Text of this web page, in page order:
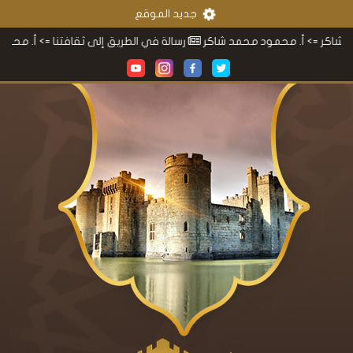
جديد الموقع
رسالة في الطريق إلى ثقافتنا=> أ. محمود محمد شاكر محمد شاكر